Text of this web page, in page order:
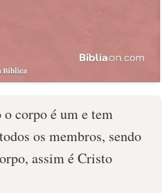
corpo é um e tem
os membros, sendo
assim é Cristo